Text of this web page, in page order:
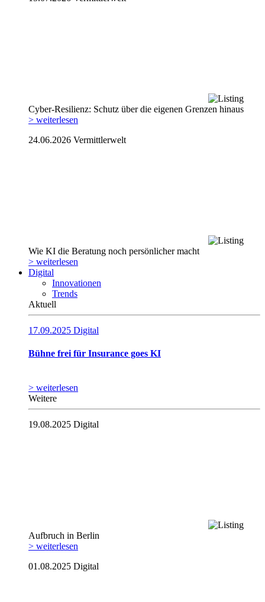
Cyber-Resilienz: Schutz über die eigenen Grenzen hinaus
> weiterlesen
24.06.2026 Vermittlerwelt
Wie KI die Beratung noch persönlicher macht
> weiterlesen
Digital
Innovationen
Trends
Aktuell
17.09.2025 Digital
Bühne frei für Insurance goes KI
> weiterlesen
Weitere
19.08.2025 Digital
Aufbruch in Berlin
> weiterlesen
01.08.2025 Digital